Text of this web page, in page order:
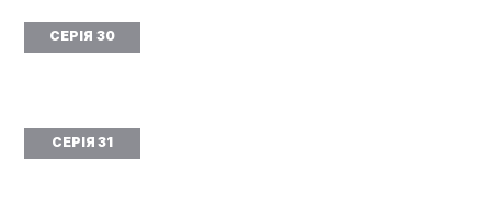
СЕРІЯ 30
СЕРІЯ 31